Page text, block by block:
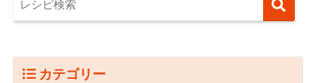
カテゴリー